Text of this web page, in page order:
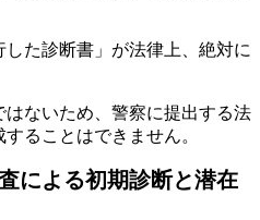
た診断書」が法律上、絶対に
ないため、警察に提出する法
ることはできません。
による初期診断と潜在